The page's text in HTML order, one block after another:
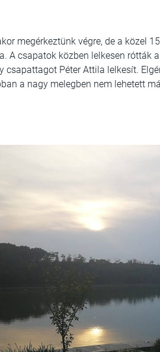
megérkeztünk végre, de a közel
A csapatok közben lelkesen rótták
csapattagot Péter Attila lelkesít.
a nagy melegben nem lehetett